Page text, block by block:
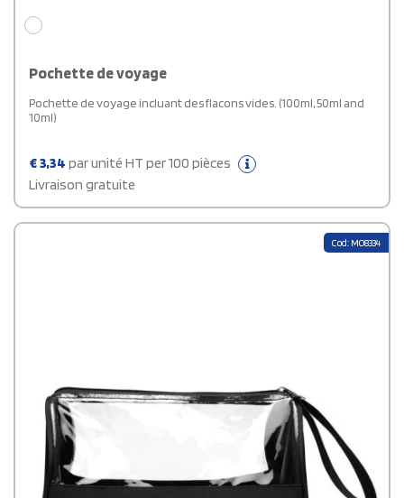
Pochette de voyage
Pochette de voyage incluant des flacons vides. (100ml, 50ml and
10ml)
€3,34 par unité HT per 100 pièces
Livraison gratuite
Cod: MO8334